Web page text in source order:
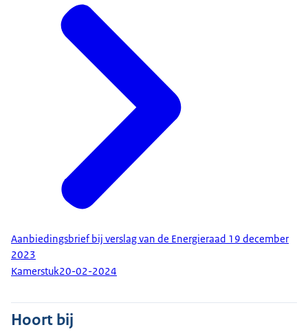
Aanbiedingsbrief bij verslag van de Energieraad 19 december
2023
Kamerstuk20-02-2024
Hoort bij